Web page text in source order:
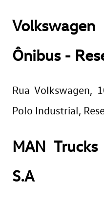
Ônibus -
Rua Volkswagen,
Polo Industrial,
MAN
S.A